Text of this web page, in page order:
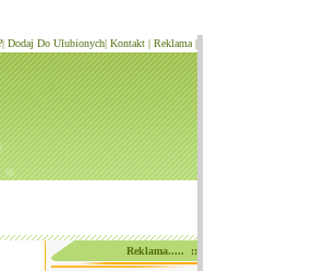
| Dodaj Do Ulubionych| Kontakt | Reklama |
Reklama..... ::